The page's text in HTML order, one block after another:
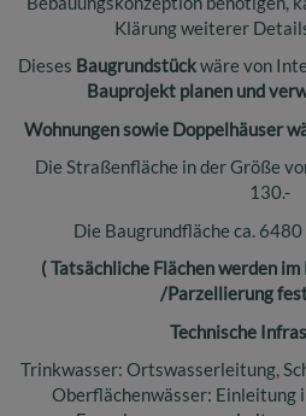
Klärung weiterer
Dieses Baugrundstückwäre von
Bauprojekt planen und
Wohnungen sowie Doppelhäuser
Die Straßenfläche in der Größe
130.-
Die Baugrundfläche ca. 6480
( Tatsächliche Flächen werden
/Parzellierung
Technische
Trinkwasser: Ortswasserleitung,
Oberflächenwässer: Einleitung